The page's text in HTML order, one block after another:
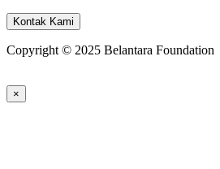
Kontak Kami
Copyright © 2025 Belantara Foundation
×